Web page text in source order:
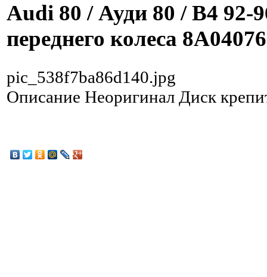
Audi 80 / Ауди 80 / B4 92-
переднего колеса
pic_538f7ba86d140.jpg
Описание Неоригинал Диск